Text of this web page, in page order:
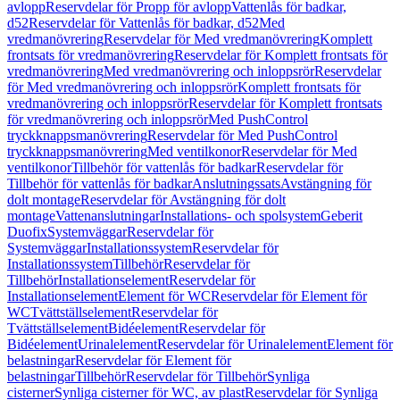
avloppReservdelar för Propp för avloppVattenlås för badkar,
d52Reservdelar för Vattenlås för badkar, d52Med
vredmanövreringReservdelar för Med vredmanövreringKomplett
frontsats för vredmanövreringReservdelar för Komplett frontsats för
vredmanövreringMed vredmanövrering och inloppsrörReservdelar
för Med vredmanövrering och inloppsrörKomplett frontsats för
vredmanövrering och inloppsrörReservdelar för Komplett frontsats
för vredmanövrering och inloppsrörMed PushControl
tryckknappsmanövreringReservdelar för Med PushControl
tryckknappsmanövreringMed ventilkonorReservdelar för Med
ventilkonorTillbehör för vattenlås för badkarReservdelar för
Tillbehör för vattenlås för badkarAnslutningssatsAvstängning för
dolt montageReservdelar för Avstängning för dolt
montageVattenanslutningarInstallations- och spolsystemGeberit
DuofixSystemväggarReservdelar för
SystemväggarInstallationssystemReservdelar för
InstallationssystemTillbehörReservdelar för
TillbehörInstallationselementReservdelar för
InstallationselementElement för WCReservdelar för Element för
WCTvättställselementReservdelar för
TvättställselementBidéelementReservdelar för
BidéelementUrinalelementReservdelar för UrinalelementElement för
belastningarReservdelar för Element för
belastningarTillbehörReservdelar för TillbehörSynliga
cisternerSynliga cisterner för WC, av plastReservdelar för Synliga